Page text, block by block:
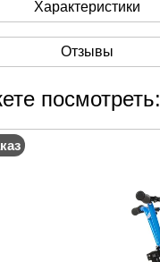
Характеристики
Отзывы
посмотреть: